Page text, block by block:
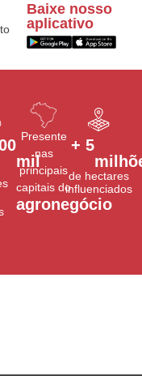
Baixe nosso
aplicativo
mil
Presente
nas
principais
capitais do
agronegócio
de hectares
influenciados
+ 5